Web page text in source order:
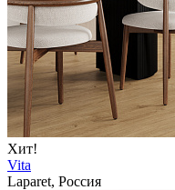
Хит!
Vita
Laparet, Россия